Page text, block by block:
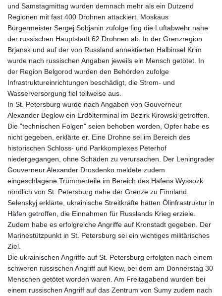
und Samstagmittag wurden demnach mehr als ein Dutzend
Regionen mit fast 400 Drohnen attackiert. Moskaus
Bürgermeister Sergej Sobjanin zufolge fing die Luftabwehr nahe
der russischen Hauptstadt 62 Drohnen ab. In der Grenzregion
Brjansk und auf der von Russland annektierten Halbinsel Krim
wurde nach russischen Angaben jeweils ein Mensch getötet. In
der Region Belgorod wurden den Behörden zufolge
Infrastruktureinrichtungen beschädigt, die Strom- und
Wasserversorgung fiel teilweise aus.
In St. Petersburg wurde nach Angaben von Gouverneur
Alexander Beglow ein Erdölterminal im Bezirk Kirowski getroffen.
Die "technischen Folgen" seien behoben worden, Opfer habe es
nicht gegeben, erklärte er. Eine Drohne sei im Bereich des
historischen Schloss- und Parkkomplexes Peterhof
niedergegangen, ohne Schäden zu verursachen. Der Leningrader
Gouverneur Alexander Drosdenko meldete zudem
eingeschlagene Trümmerteile im Bereich des Hafens Wyssozk
nördlich von St. Petersburg nahe der Grenze zu Finnland.
Selenskyj erklärte, ukrainische Streitkräfte hätten Ölinfrastruktur in
Häfen getroffen, die Einnahmen für Russlands Krieg erziele.
Zudem habe es erfolgreiche Angriffe auf Kronstadt gegeben. Der
Marinestützpunkt in St. Petersburg sei ein wichtiges militärisches
Ziel.
Die ukrainischen Angriffe auf St. Petersburg erfolgten nach einem
schweren russischen Angriff auf Kiew, bei dem am Donnerstag 30
Menschen getötet worden waren. Am Freitagabend wurden bei
einem russischen Angriff auf das Zentrum von Sumy zudem nach